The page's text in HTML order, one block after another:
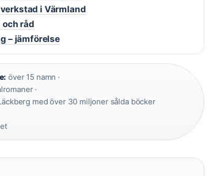
i Värmland
och råd
– jämförelse
över 15 namn ·
·
med över 30 miljoner sålda böcker